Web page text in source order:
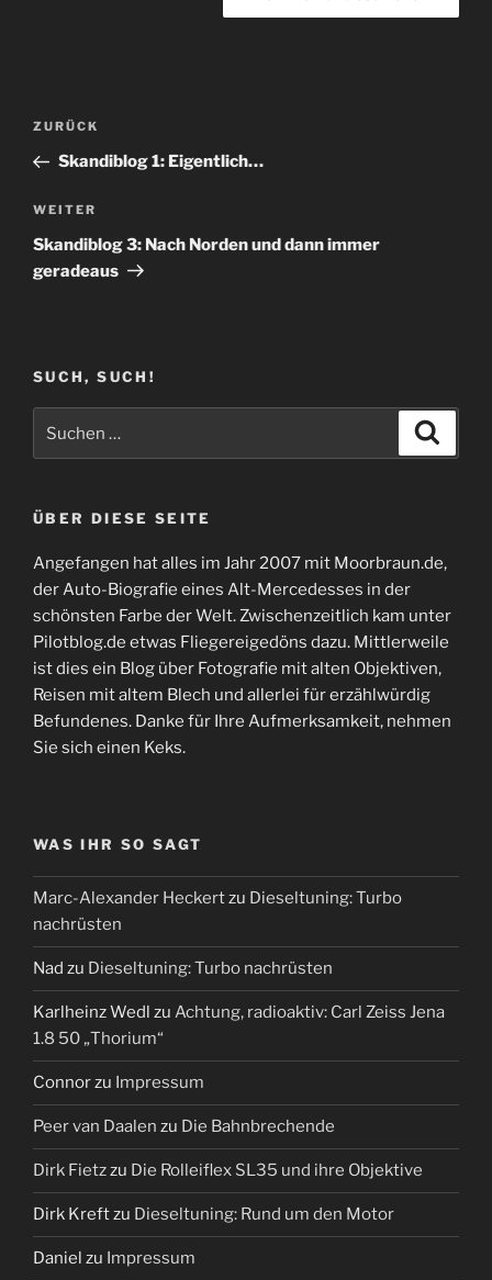
Beitragsnavigation
Vorheriger
Beitrag
ZURÜCK
Skandiblog 1: Eigentlich…
Nächster
Beitrag
WEITER
Skandiblog 3: Nach Norden und dann immer
geradeaus
SUCH, SUCH!
nach:
ÜBER DIESE SEITE
Angefangen hat alles im Jahr 2007 mit Moorbraun.de,
der Auto-Biografie eines Alt-Mercedesses in der
schönsten Farbe der Welt. Zwischenzeitlich kam unter
Pilotblog.de etwas Fliegereigedöns dazu. Mittlerweile
ist dies ein Blog über Fotografie mit alten Objektiven,
Reisen mit altem Blech und allerlei für erzählwürdig
Befundenes. Danke für Ihre Aufmerksamkeit, nehmen
Sie sich einen Keks.
WAS IHR SO SAGT
Marc-Alexander Heckertzu Dieseltuning: Turbo
nachrüsten
Nad zu Dieseltuning: Turbo nachrüsten
Karlheinz Wedl zu Achtung, radioaktiv: Carl Zeiss Jena
1.8 50 „Thorium“
Connorzu Impressum
Peer van Daalen zu Die Bahnbrechende
Dirk Fietzzu Die Rolleiflex SL35 und ihre Objektive
Dirk Kreftzu Dieseltuning: Rund um den Motor
Daniel zu Impressum